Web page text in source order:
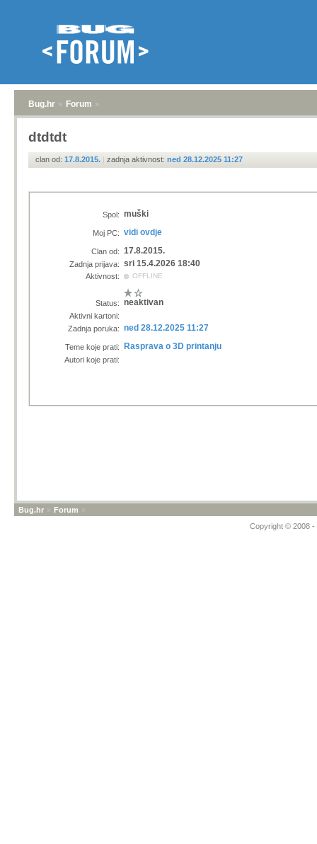
Bug.hr » Forum »
dtdtdt
clan od: 17.8.2015. | zadnja aktivnost: ned 28.12.2025 11:27
Spol: muški
Moj PC: vidi ovdje
Clan od: 17.8.2015.
Zadnja prijava: sri 15.4.2026 18:40
Aktivnost: OFFLINE
Status: neaktivan
Aktivni kartoni:
Zadnja poruka: ned 28.12.2025 11:27
Teme koje prati: Rasprava o 3D printanju
Autori koje prati:
Bug.hr » Forum »
Copyright © 2008 -